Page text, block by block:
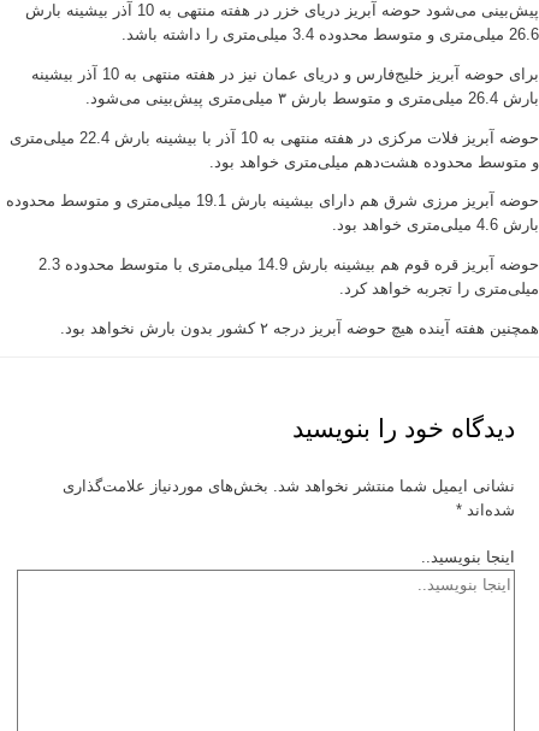
پیش‌بینی می‌شود حوضه آبریز دریای خزر در هفته منتهی به 10 آذر بیشینه بارش
26.6 میلی‌متری و متوسط محدوده 3.4 میلی‌متری را داشته باشد.
برای حوضه آبریز خلیج‌فارس و دریای عمان نیز در هفته منتهی به 10 آذر بیشینه
بارش 26.4 میلی‌متری و متوسط بارش ۳ میلی‌متری پیش‌بینی می‌شود.
حوضه آبریز فلات مرکزی در هفته منتهی به 10 آذر با بیشینه بارش 22.4 میلی‌متری
و متوسط محدوده هشت‌دهم میلی‌متری خواهد بود.
حوضه آبریز مرزی شرق هم دارای بیشینه بارش 19.1 میلی‌متری و متوسط محدوده
بارش 4.6 میلی‌متری خواهد بود.
حوضه آبریز قره قوم هم بیشینه بارش 14.9 میلی‌متری با متوسط محدوده 2.3
میلی‌متری را تجربه خواهد کرد.
همچنین هفته آینده هیچ حوضه آبریز درجه ۲ کشور بدون بارش نخواهد بود.
دیدگاه‌ خود را بنویسید
نشانی ایمیل شما منتشر نخواهد شد.
بخش‌های موردنیاز علامت‌گذاری
شده‌اند *
اینجا بنویسید..